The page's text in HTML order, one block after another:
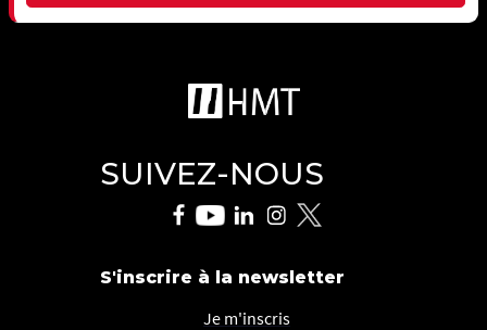
SUIVEZ-NOUS
S'inscrire à la newsletter
Je m'inscris